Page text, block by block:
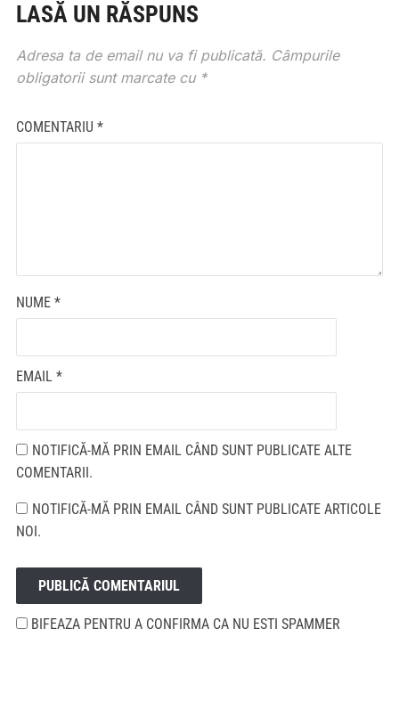
LASĂ UN RĂSPUNS
Adresa ta de email nu va fi publicată. Câmpurile
obligatorii sunt marcate cu *
COMENTARIU *
NUME *
EMAIL *
NOTIFICĂ-MĂ PRIN EMAIL CÂND SUNT PUBLICATE ALTE
COMENTARII.
NOTIFICĂ-MĂ PRIN EMAIL CÂND SUNT PUBLICATE ARTICOLE
NOI.
BIFEAZA PENTRU A CONFIRMA CA NU ESTI SPAMMER